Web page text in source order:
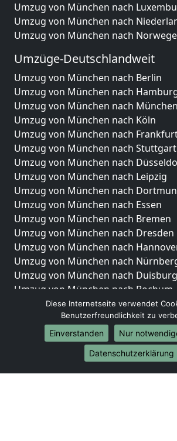
Umzug von München nach
Umzug von München nach
Umzug von München nach
Umzüge-Deutschlandweit
Umzug von München nach Berlin
Umzug von München nach
Umzug von München nach München
Umzug von München nach Köln
Umzug von München nach
Umzug von München nach Stuttgart
Umzug von München nach
Umzug von München nach Leipzig
Umzug von München nach
Umzug von München nach Essen
Umzug von München nach Bremen
Umzug von München nach Dresden
Umzug von München nach
Umzug von München nach
Umzug von München nach Duisburg
Umzug von München nach Bochum
Umzug von München nach
Umzug von München nach Bielefeld
Umzug von München nach Bonn
Umzug von München nach Münster
Diese Internetseite verwendet
Benutzerfreundlichkeit zu
Einverstanden
Nur
Datenschutzerklärung